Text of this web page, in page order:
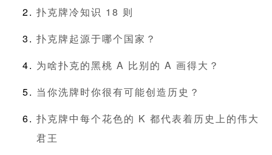
扑克牌冷知识 18 则
扑克牌起源于哪个国家？
为啥扑克的黑桃 A 比别的 A 画得大？
当你洗牌时你很有可能创造历史？
扑克牌中每个花色的 K 都代表着历史上的伟大
君王